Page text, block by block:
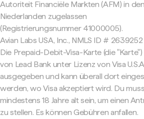
Autoriteit Financiële Markten (AFM) in den
Niederlanden zugelassen
(Registrierungsnummer 41000005).
Avian Labs USA, Inc., NMLS ID # 2639252
Die Prepaid-Debit-Visa-Karte (die
von Lead Bank unter Lizenz von Visa
ausgegeben und kann überall dort
werden, wo Visa akzeptiert wird. Du
mindestens 18 Jahre alt sein, um einen
zu stellen. Es können Gebühren anfallen.